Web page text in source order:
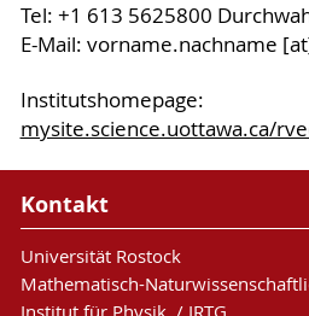
Tel: +1 613 5625800
E-Mail: vorname.nachname
Institutshomepage:
mysite.science.uottawa.ca/
Kontakt
Universität Rostock
Mathematisch-
Institut für Physik / IRTG